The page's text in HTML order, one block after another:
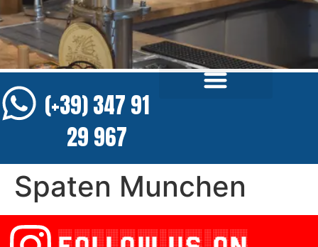
(+39) 347 91
29 967
Spaten Munchen